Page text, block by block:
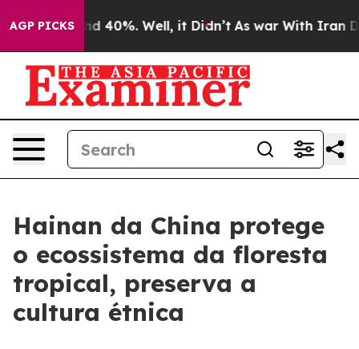
AGP PICKS
Around 40%. Well, it Didn’t As war With Iran
Hainan da China protege
o ecossistema da floresta
tropical, preserva a
cultura étnica